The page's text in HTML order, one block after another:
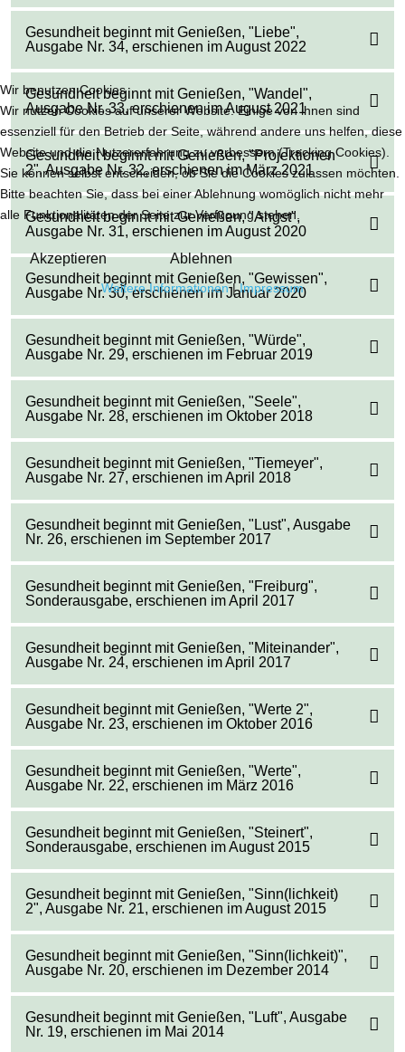
Gesundheit beginnt mit Genießen, "Liebe",
Ausgabe Nr. 34, erschienen im August 2022
Gesundheit beginnt mit Genießen, "Wandel",
Ausgabe Nr. 33, erschienen im August 2021
Gesundheit beginnt mit Genießen, "Projektionen
2", Ausgabe Nr. 32, erschienen im März 2021
Gesundheit beginnt mit Genießen, "Angst",
Ausgabe Nr. 31, erschienen im August 2020
Gesundheit beginnt mit Genießen, "Gewissen",
Ausgabe Nr. 30, erschienen im Januar 2020
Gesundheit beginnt mit Genießen, "Würde",
Ausgabe Nr. 29, erschienen im Februar 2019
Gesundheit beginnt mit Genießen, "Seele",
Ausgabe Nr. 28, erschienen im Oktober 2018
Gesundheit beginnt mit Genießen, "Tiemeyer",
Ausgabe Nr. 27, erschienen im April 2018
Gesundheit beginnt mit Genießen, "Lust", Ausgabe
Nr. 26, erschienen im September 2017
Gesundheit beginnt mit Genießen, "Freiburg",
Sonderausgabe, erschienen im April 2017
Gesundheit beginnt mit Genießen, "Miteinander",
Ausgabe Nr. 24, erschienen im April 2017
Gesundheit beginnt mit Genießen, "Werte 2",
Ausgabe Nr. 23, erschienen im Oktober 2016
Gesundheit beginnt mit Genießen, "Werte",
Ausgabe Nr. 22, erschienen im März 2016
Gesundheit beginnt mit Genießen, "Steinert",
Sonderausgabe, erschienen im August 2015
Gesundheit beginnt mit Genießen, "Sinn(lichkeit)
2", Ausgabe Nr. 21, erschienen im August 2015
Gesundheit beginnt mit Genießen, "Sinn(lichkeit)",
Ausgabe Nr. 20, erschienen im Dezember 2014
Gesundheit beginnt mit Genießen, "Luft", Ausgabe
Nr. 19, erschienen im Mai 2014
Wir benutzen Cookies
Wir nutzen Cookies auf unserer Website. Einige von ihnen sind
essenziell für den Betrieb der Seite, während andere uns helfen, diese
Website und die Nutzererfahrung zu verbessern (Tracking Cookies).
Sie können selbst entscheiden, ob Sie die Cookies zulassen möchten.
Bitte beachten Sie, dass bei einer Ablehnung womöglich nicht mehr
alle Funktionalitäten der Seite zur Verfügung stehen.
Akzeptieren Ablehnen
Weitere Informationen|Impressum